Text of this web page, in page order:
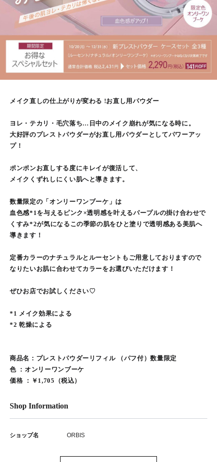
メイク直しの仕上がりが変わる !お直し用パウダー
ヨレ・テカリ・毛穴落ち…日中のメイク崩れが気になる時に。
大好評のプレストパウダーがお直し用パウダーとしてパワーアッ
プ！
ポンポンお直しする度にキレイが復活して、
メイクくずれしにくい肌へと導きます。
数量限定の「オンリーワンブーケ」は
血色感*1を与えるピンク×透明感を叶えるパープルの掛け合わせで
くすみ*2が気になるこの季節の肌をひと塗りで透明感ある美肌へ
導きます！
定番カラーのナチュラルとルーセントもご用意しておりますので
なりたいお肌に合わせてカラーをお選びいただけます！
ぜひお店でお試しください♡
*1 メイク効果による
*2 乾燥による
商品名：プレストパウダーリフィル （パフ付）数量限定
色 ：オンリーワンブーケ
価格 ：￥1,705（税込）
Shop Information
ショップ名 ORBIS